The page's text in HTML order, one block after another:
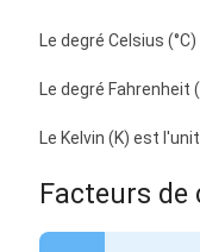
Le degré Celsius
Le degré Fahrenheit
Le Kelvin (K) est
Facteurs de